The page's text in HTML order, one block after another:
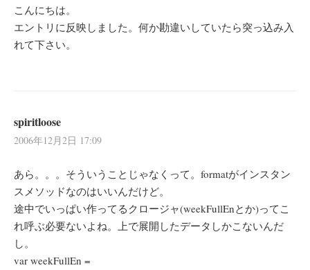
こんにちは。
エントリに反映しました。何か勘違いしていたら突っ込み入
れて下さい。
spiritloose
2006年12月2日 17:09
あら。。。そういうことじゃなくって。formatがインスタン
スメソッドなのはいいんだけど。
途中でいっぱい作ってるクロージャ(weekFullEnとか)ってこ
れ呼ぶ必要ないよね。上で展開したデータしかこないんだ
し。
var weekFullEn =